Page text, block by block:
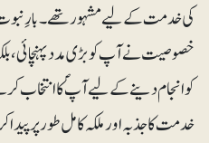
کی خدمت کے لیے مشہور تھے ۔ بارِ
خصوصیت نے آپ کو بڑی مدد پہنچائی ،
کو انجام دینے کے لیے آپؐ کا انتخاب
خدمت کا جذبہ اور ملکہ کامل طور پر پیدا